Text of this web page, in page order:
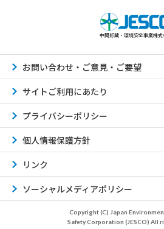
中間貯蔵・環境安全事業株式
お問い合わせ・ご意見・ご要望
サイトご利用にあたり
プライバシーポリシー
個人情報保護方針
リンク
ソーシャルメディアポリシー
Copyright (C) Japan
Safety Corporation (JESCO) All